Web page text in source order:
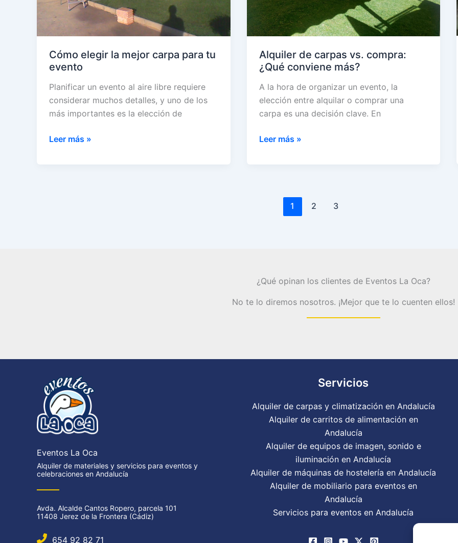
Cómo elegir la mejor carpa para tu
evento
Planificar un evento al aire libre requiere
considerar muchos detalles, y uno de los
más importantes es la elección de
Cómo
Leer más »
Alquiler de carpas vs. compra:
¿Qué conviene más?
A la hora de organizar un evento, la
elección entre alquilar o comprar una
carpa es una decisión clave. En
Alquiler
conviene
Leer más »
1 2 3
¿Qué opinan los clientes de Eventos La Oca?
No te lo diremos nosotros. ¡Mejor que te lo cuenten ellos!
Eventos La Oca
Alquiler de materiales y servicios para eventos y
celebraciones en Andalucía
Avda. Alcalde Cantos Ropero, parcela 101
11408 Jerez de la Frontera (Cádiz)
654 92 82 71
Servicios
Alquiler de carpas y climatización en Andalucía
Alquiler de carritos de alimentación en
Andalucía
Alquiler de equipos de imagen, sonido e
iluminación en Andalucía
Alquiler de máquinas de hostelería en Andalucía
Alquiler de mobiliario para eventos en
Andalucía
Servicios para eventos en Andalucía